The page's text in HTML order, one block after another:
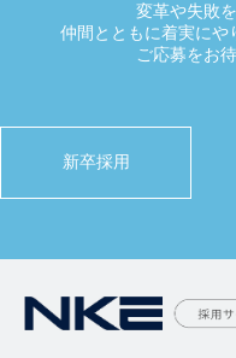
変革や失敗
仲間とともに着実にや
ご応募をお
新卒採用